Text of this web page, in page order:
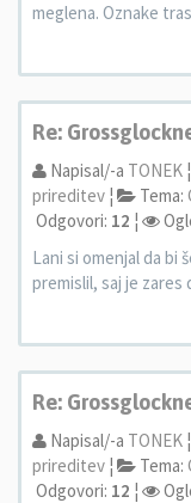
meglena. Oznake
Re:
Napisal/-a TONEK ¦
prireditev ¦ Tema:
Odgovori: 12 ¦
Lani si omenjal da bi
premislil, saj je zares
Re:
Napisal/-a TONEK ¦
prireditev ¦ Tema:
Odgovori: 12 ¦